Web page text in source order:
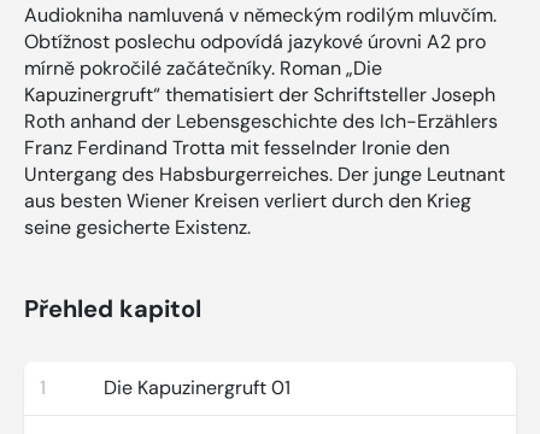
Audiokniha namluvená v německým rodilým mluvčím.
Obtížnost poslechu odpovídá jazykové úrovni A2 pro
mírně pokročilé začátečníky. Roman „Die
Kapuzinergruft“ thematisiert der Schriftsteller Joseph
Roth anhand der Lebensgeschichte des Ich-Erzählers
Franz Ferdinand Trotta mit fesselnder Ironie den
Untergang des Habsburgerreiches. Der junge Leutnant
aus besten Wiener Kreisen verliert durch den Krieg
seine gesicherte Existenz.
Přehled kapitol
1 Die Kapuzinergruft 01